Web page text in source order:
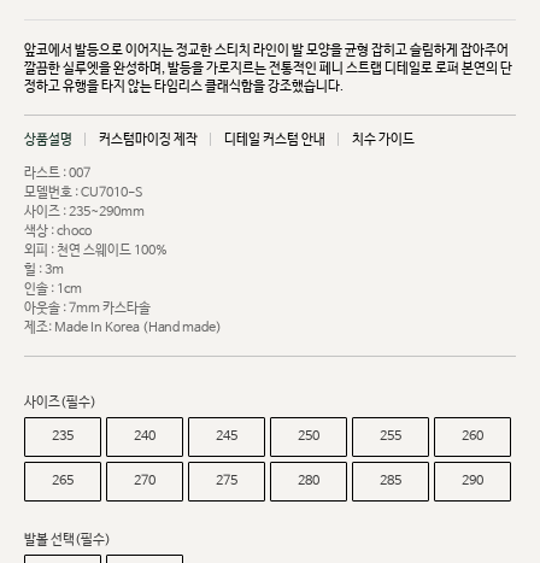
앞코에서 발등으로 이어지는 정교한 스티치 라인이 발 모양을 균형 잡히고 슬림하게 잡아주어
깔끔한실루엣을 완성하며, 발등을 가로지르는 전통적인 페니 스트랩 디테일로 로퍼 본연의 단
정하고 유행을타지 않는 타임리스 클래식함을 강조했습니다.
상품설명 커스텀마이징 제작 디테일 커스텀 안내 치수 가이드
라스트 : 007
모델번호 : CU7010-S
사이즈 : 235~290mm
색상 : choco
외피 : 천연 스웨이드 100%
힐 : 3m
인솔 : 1cm
아웃솔 : 7mm 카스타솔
제조: Made In Korea (Hand made)
사이즈(필수)
235 240 245 250 255 260
265 270 275 280 285 290
발볼 선택(필수)